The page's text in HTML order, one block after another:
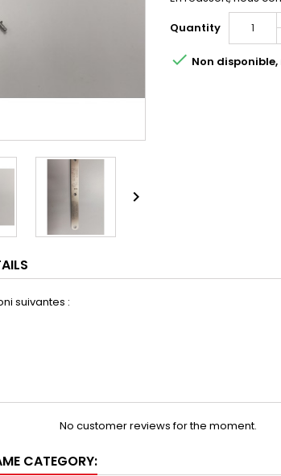

Quantity
 Non
suivantes :
No customer reviews for the moment.
CATEGORY: